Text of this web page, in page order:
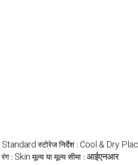
Standard स्टोरेज निर्देश : Cool & Dry
रंग : Skin मूल्य या मूल्य सीमा : आईएनआर